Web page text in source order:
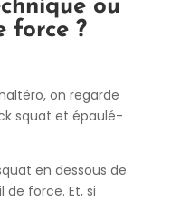
ou
force ?
on regarde
squat et épaulé-
en dessous de
de force. Et, si